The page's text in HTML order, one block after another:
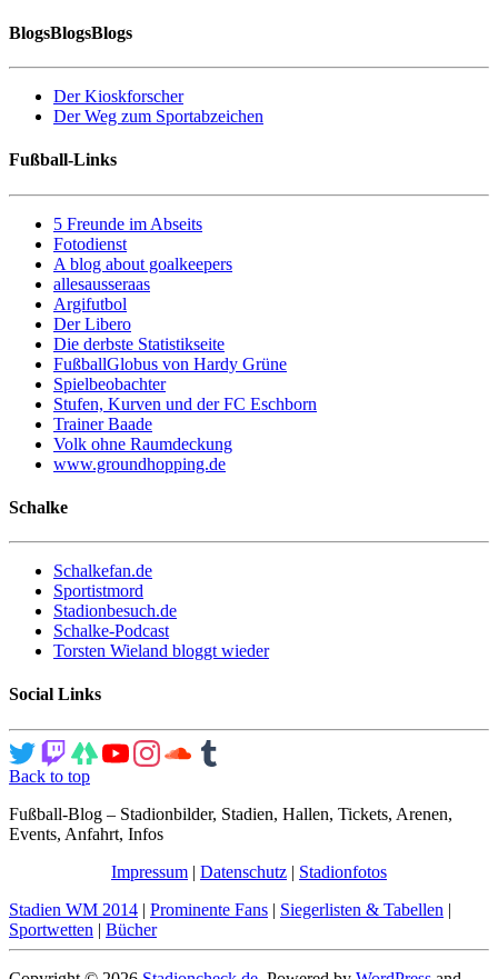
BlogsBlogsBlogs
Der Kioskforscher
Der Weg zum Sportabzeichen
Fußball-Links
5 Freunde im Abseits
Fotodienst
A blog about goalkeepers
allesausseraas
Argifutbol
Der Libero
Die derbste Statistikseite
FußballGlobus von Hardy Grüne
Spielbeobachter
Stufen, Kurven und der FC Eschborn
Trainer Baade
Volk ohne Raumdeckung
www.groundhopping.de
Schalke
Schalkefan.de
Sportistmord
Stadionbesuch.de
Schalke-Podcast
Torsten Wieland bloggt wieder
Social Links
Back to top
Fußball-Blog – Stadionbilder, Stadien, Hallen, Tickets, Arenen,
Events, Anfahrt, Infos
Impressum | Datenschutz | Stadionfotos
Stadien WM 2014 | Prominente Fans | Siegerlisten & Tabellen |
Sportwetten | Bücher